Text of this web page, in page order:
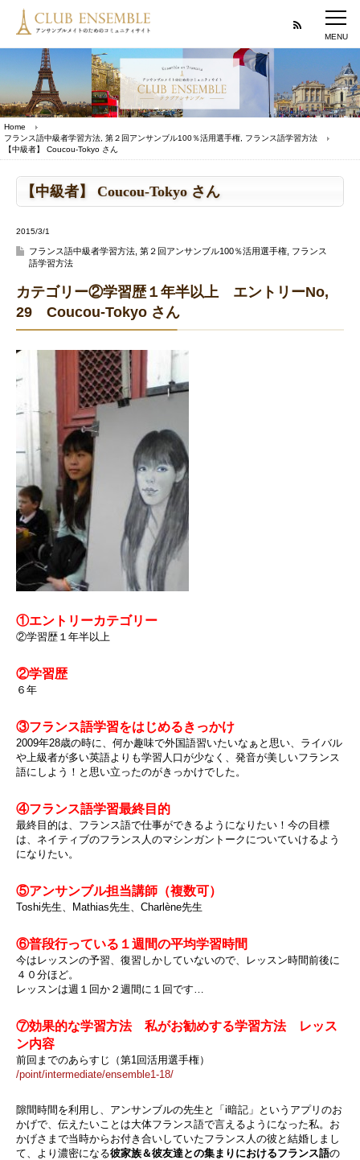
Home
フランス語中級者学習方法 第２回アンサンブル100％活用選手権
フランス語学習方法
【中級者】 Coucou-Tokyo さん
【中級者】 Coucou-Tokyo さん
2015/3/1
フランス語中級者学習方法 第２回アンサンブル100％活用選手権 フランス
語学習方法
カテゴリー②学習歴１年半以上 エントリーNo,
29 Coucou-Tokyo さん
①エントリーカテゴリー
②学習歴１年半以上
②学習歴
６年
③フランス語学習をはじめるきっかけ
2009年28歳の時に、何か趣味で外国語習いたいなぁと思い、ライバル
や上級者が多い英語よりも学習人口が少なく、発音が美しいフランス
語にしよう！と思い立ったのがきっかけでした。
④フランス語学習最終目的
最終目的は、フランス語で仕事ができるようになりたい！今の目標
は、ネイティブのフランス人のマシンガントークについていけるよう
になりたい。
⑤アンサンブル担当講師（複数可）
Toshi先生、Mathias先生、Charlène先生
⑥普段行っている１週間の平均学習時間
今はレッスンの予習、復習しかしていないので、レッスン時間前後に
４０分ほど。
レッスンは週１回か２週間に１回です…
⑦効果的な学習方法 私がお勧めする学習方法 レッス
ン内容
前回までのあらすじ（第1回活用選手権）
/point/intermediate/ensemble1-18/
隙間時間を利用し、アンサンブルの先生と「i暗記」というアプリのお
かげで、伝えたいことは大体フランス語で言えるようになった私。お
かげさまで当時からお付き合いしていたフランス人の彼と結婚しまし
て、より濃密になる彼家族＆彼友達との集まりにおけるフランス語の